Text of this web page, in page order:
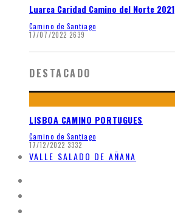
Luarca Caridad Camino del Norte 2021
Camino de Santiago
17/07/2022 2639
DESTACADO
LISBOA CAMINO PORTUGUES
Camino de Santiago
17/12/2022 3332
VALLE SALADO DE AÑANA